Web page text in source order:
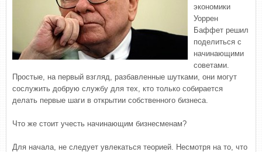
экономики
Уоррен
Баффет решил
поделиться с
начинающими
советами.
Простые, на первый взгляд, разбавленные шутками, они могут
сослужить добрую службу для тех, кто только собирается
делать первые шаги в открытии собственного бизнеса.
Что же стоит учесть начинающим бизнесменам?
Для начала, не следует увлекаться теорией. Несмотря на то, что